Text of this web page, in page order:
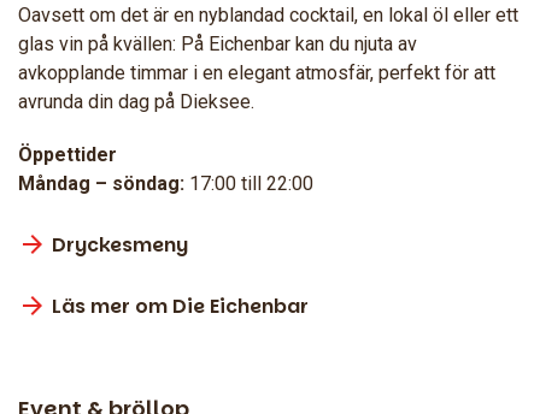
Oavsett om det är en nyblandad cocktail, en lokal öl eller ett
glas vin på kvällen: På Eichenbar kan du njuta av
avkopplande timmar i en elegant atmosfär, perfekt för att
avrunda din dag på Dieksee.
Öppettider
Måndag – söndag: 17:00 till 22:00
Dryckesmeny
Läs mer om Die Eichenbar